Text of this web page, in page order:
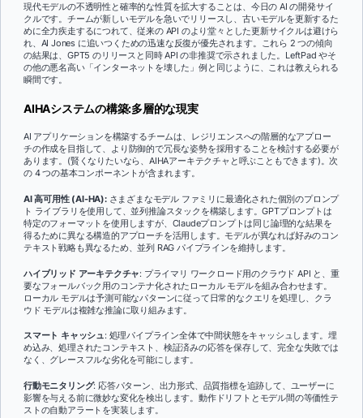
現代モデルの不透明性と確率的な性質を拡大することは、今日の AI の開発サイ
クルです。チームが新しいモデルを急いでリリースし、古いモデルを更新するた
めに全力疾走するにつれて、従来の API のより堂々とした更新サイクルは避けら
れ、AI Jones に追いつくための迅速な反復が優先されます。これら 2 つの傾向
の結果は、GPT5 のリリースと同時 API の非推奨で示されました。LeftPad やそ
の他の悪名高い「インターネットを壊した」例と同じように、これは教えられる
瞬間です。
AIHAシステムの構築:多層的な現実
AI アプリケーションを構築するチームは、レジリエンスへの階層的なアプロー
チの作成を目指して、より防御的で冗長な姿勢を採用することを検討する必要が
あります。(賢くなりたいなら、AIHAアーキテクチャと呼ぶこともできます)。次
の 4 つの基本コンポーネントが含まれます。
AI 高可用性 (AI-HA):さまざまなモデル ファミリに最適化された個別のプロンプ
ト ライブラリを使用して、並列推論スタックを構築します。GPTプロンプトは
特定のフォーマットを使用しますが、Claudeプロンプトは同じ論理的な結果を
得るために異なる構造的アプローチを活用します。モデルが異なれば好みのコン
テキスト戦略も異なるため、並列 RAG パイプラインを維持します。
ハイブリッド アーキテクチャ: プライマリ ワークロード用のクラウド API と、重
要なフォールバック用のコンテナ化されたローカル モデルを組み合わせます。
ローカル モデルは予測可能なパターンに従って日常的なクエリを処理し、クラ
ウド モデルは複雑な推論に取り組みます。
スマート キャッシュ: 処理パイプライン全体で中間状態をキャッシュします。埋
め込み、処理されたコンテキスト、検証済みの応答を保存して、完全な失敗では
なく、グレースフルな劣化を可能にします。
行動モニタリング: 応答パターン、出力形式、品質指標を追跡して、ユーザーに
影響を与える前に微妙な変化を検出します。動作ドリフトとモデル間の等価性テ
ストの自動アラートを実装します。